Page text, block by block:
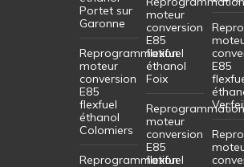
Portet sur
Garonne
Reprogrammation
moteur
conversion
E85
flexfuel
éthanol
Colomiers
Reprogrammation
moteur
conversion
E85
flexfuel
éthanol
Foix
Reprogrammation
moteur
conversion
E85
flexfuel
E85
Verfeil